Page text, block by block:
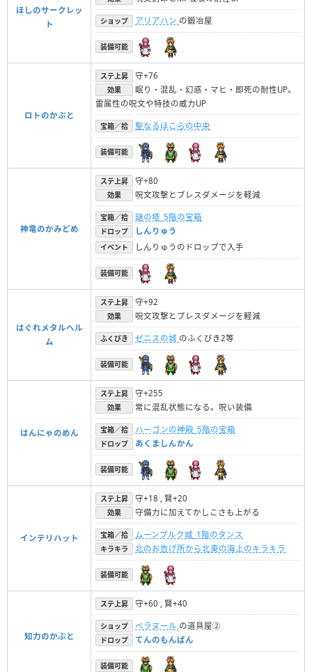
ほしのサークレッ
ト
ショップ アリアハン の鍛冶屋
装備可能
ロトのかぶと
ステ上昇 守+76
効果
眠り・混乱・幻惑・マヒ・即死の耐性UP。
雷属性の呪文や特技の威力UP
宝箱／拾 聖なるほこらの中央
装備可能
神竜のかみどめ
ステ上昇 守+80
効果 呪文攻撃とブレスダメージを軽減
宝箱／拾 謎の塔_5階の宝箱
ドロップ しんりゅう
イベント しんりゅうのドロップで入手
装備可能
はぐれメタルヘル
ム
ステ上昇 守+92
効果 呪文攻撃とブレスダメージを軽減
ふくびき ゼニスの城 のふくびき2等
装備可能
はんにゃのめん
ステ上昇 守+255
効果 常に混乱状態になる。呪い装備
宝箱／拾 ハーゴンの神殿_5階の宝箱
ドロップ あくましんかん
装備可能
インテリハット
ステ上昇 守+18 , 賢+20
効果 守備力に加えてかしこさも上がる
宝箱／拾 ムーンブルク城_1階のタンス
キラキラ 北のお告げ所から北東の海上のキラキラ
装備可能
知力のかぶと
ステ上昇 守+60 , 賢+40
ショップ ベラヌール の道具屋②
ドロップ てんのもんばん
装備可能